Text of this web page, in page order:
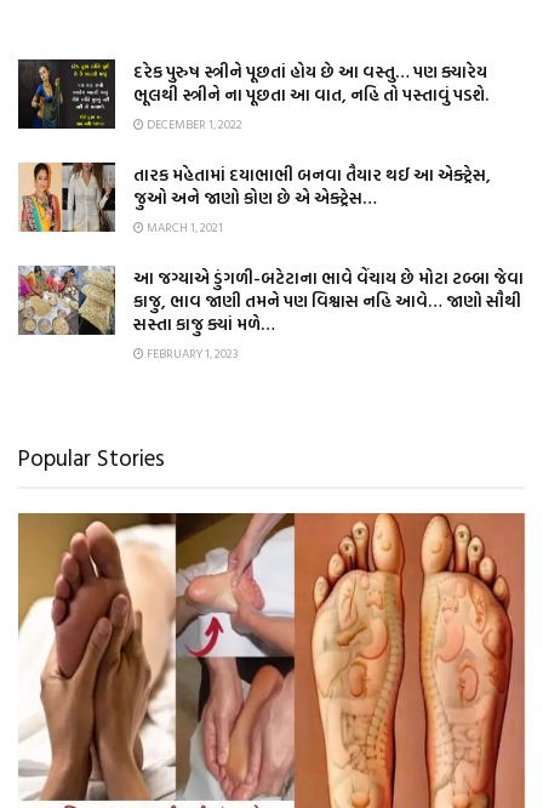
દરેક પુરુષ સ્ત્રીને પૂછતાં હોય છે આ વસ્તુ… પણ ક્યારેય
ભૂલથી સ્ત્રીને ના પૂછતા આ વાત, નહિ તો પસ્તાવું પડશે.
DECEMBER 1, 2022
તારક મહેતામાં દયાભાભી બનવા તૈયાર થઈ આ એક્ટ્રેસ,
જુઓ અને જાણો કોણ છે એ એક્ટ્રેસ…
MARCH 1, 2021
આ જગ્યાએ ડુંગળી-બટેટાના ભાવે વેંચાય છે મોટા ટબ્બા જેવા
કાજુ, ભાવ જાણી તમને પણ વિશ્વાસ નહિ આવે… જાણો સૌથી
સસ્તા કાજુ ક્યાં મળે…
FEBRUARY 1, 2023
Popular Stories